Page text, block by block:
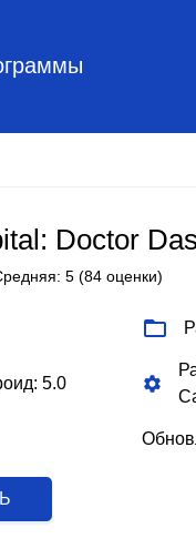
Doctor
5 (84 оценки)
5.0